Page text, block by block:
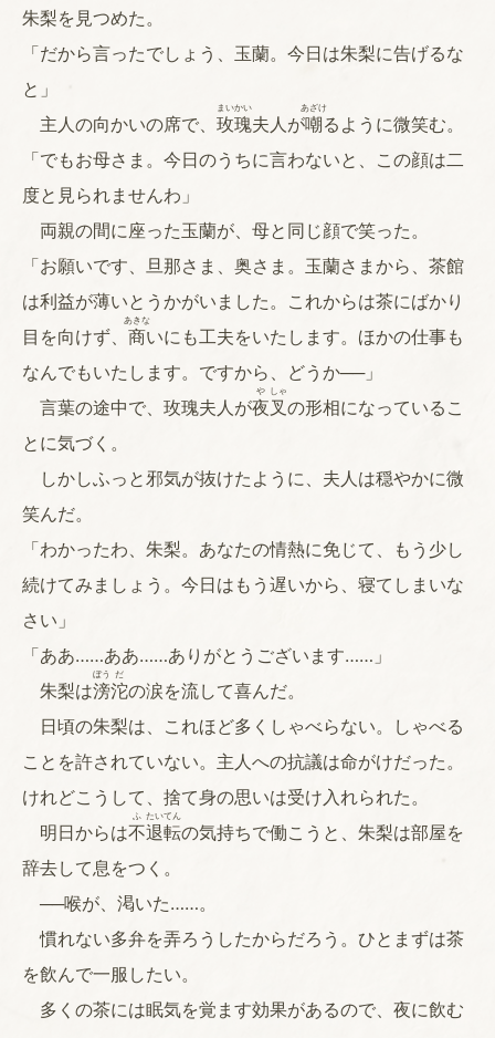
朱梨を見つめた。
「だから言ったでしょう、玉蘭。今日は朱梨に告げるな
と」
主人の向かいの席で、 玫
まい
瑰
かい
夫人が嘲
あざけ
るように微笑む。
「でもお母さま。今日のうちに言わないと、この顔は二
度と見られませんわ」
両親の間に座った玉蘭が、母と同じ顔で笑った。
「お願いです、旦那さま、奥さま。玉蘭さまから、茶館
は利益が薄いとうかがいました。これからは茶にばかり
目を向けず、 商
あきな
いにも工夫をいたします。ほかの仕事も
なんでもいたします。ですから、どうか──」
言葉の途中で、玫瑰夫人が夜
や
叉
しゃ
の形相になっているこ
とに気づく。
しかしふっと邪気が抜けたように、夫人は穏やかに微
笑んだ。
「わかったわ、朱梨。あなたの情熱に免じて、もう少し
続けてみましょう。今日はもう遅いから、寝てしまいな
さい」
「ああ……ああ……ありがとうございます……」
朱梨は滂
ぼう
沱
だ
の涙を流して喜んだ。
日頃の朱梨は、これほど多くしゃべらない。しゃべる
ことを許されていない。主人への抗議は命がけだった。
けれどこうして、捨て身の思いは受け入れられた。
明日からは不
ふ
退
たい
転
てん
の気持ちで働こうと、朱梨は部屋を
辞去して息をつく。
──喉が、渇いた……。
慣れない多弁を弄ろうしたからだろう。ひとまずは茶
を飲んで一服したい。
多くの茶には眠気を覚ます効果があるので、夜に飲む